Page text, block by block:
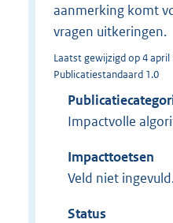
aanmerking komt
vragen uitkeringen.
Laatst gewijzigd op 4 april
Publicatiestandaard 1.0
Impactvolle
Impacttoetsen
Veld niet
Status